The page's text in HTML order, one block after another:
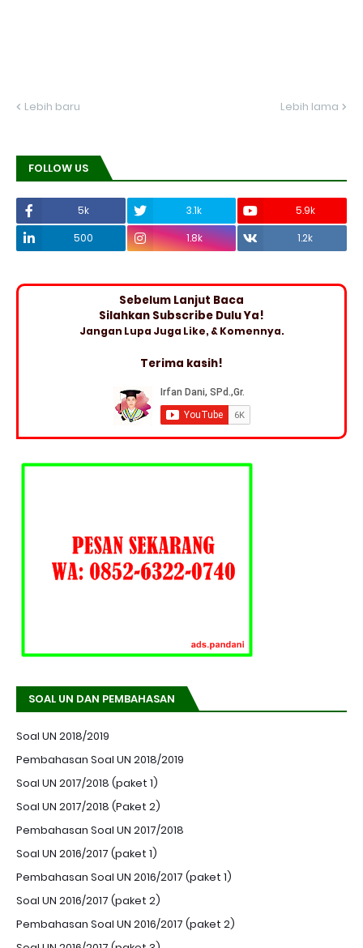
Lebih baru Lebih lama
FOLLOW US
5k 3.1k
5.9k
500
1.8k 1.2k
Sebelum Lanjut Baca
Silahkan Subscribe Dulu Ya!
Jangan Lupa Juga Like, & Komennya.
Terima kasih!
SOAL UN DAN PEMBAHASAN
Soal UN 2018/2019
Pembahasan Soal UN 2018/2019
Soal UN 2017/2018 (paket 1)
Soal UN 2017/2018 (Paket 2)
Pembahasan Soal UN 2017/2018
Soal UN 2016/2017 (paket 1)
Pembahasan Soal UN 2016/2017 (paket 1)
Soal UN 2016/2017 (paket 2)
Pembahasan Soal UN 2016/2017 (paket 2)